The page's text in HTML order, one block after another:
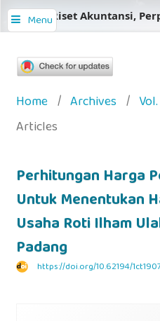
Menu
Jurnal Riset Akuntansi,
Home / Archives /
Articles
Perhitungan Harga
Untuk Menentukan
Usaha Roti Ilham
Padang
https://doi.org/10.62194/